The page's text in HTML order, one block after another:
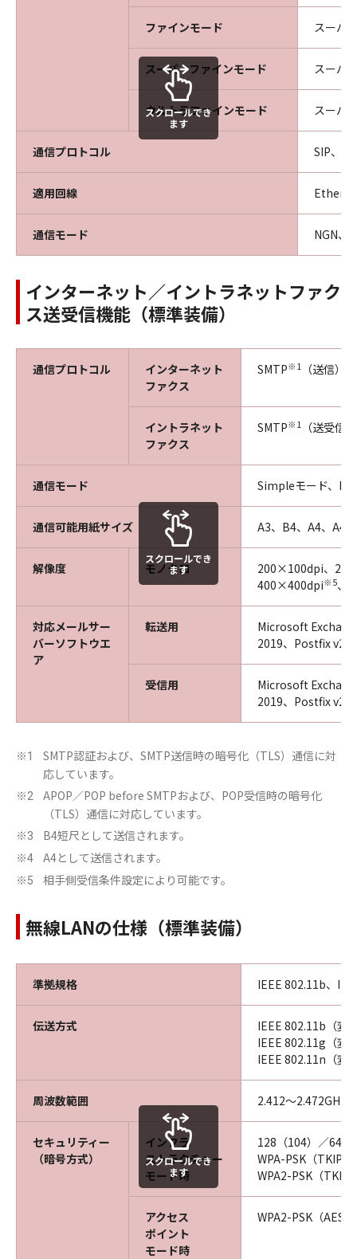
ファインモード スーパ
スーパーファインモード スーパ
ウルトラファインモード スーパ
通信プロトコル SIP、
適用回線
通信モード NGN、
スクロールでき
ます
インターネット／イントラネットファク
ス送受信機能（標準装備）
通信プロトコル
インターネット
ファクス
SMTP※1 （送信）
イントラネット
ファクス
SMTP※1 （送受信）
通信モード Simpleモード、
通信可能用紙サイズ A3、B4、A4、
解像度 モノクロ
200×100dpi、
400×400dpi※5、
対応メールサー
バーソフトウエ
ア
転送用
Microsoft
2019、Postfix
受信用
Microsoft
2019、Postfix
スクロールでき
ます
※1
SMTP認証および、SMTP送信時の暗号化（TLS）通信に対
応しています。
※2
APOP／POP before SMTPおよび、POP受信時の暗号化
（TLS）通信に対応しています。
※3 B4短尺として送信されます。
※4 A4として送信されます。
※5 相手側受信条件設定により可能です。
無線LANの仕様（標準装備）
準拠規格 IEEE 802.11b、
伝送方式
IEEE 802.11b（変
IEEE 802.11g（変
IEEE 802.11n（変
周波数範囲 2.412～2.472GHz
セキュリティー
（暗号方式）
インフラ
ストラクチャー
モード時
128（104）／64
WPA-PSK（TKIP／
WPA2-PSK（TKIP
アクセス
ポイント
モード時
WPA2-PSK（AES-
スクロールでき
ます